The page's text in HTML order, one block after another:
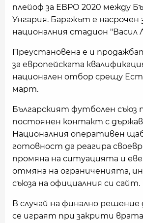
плейоф за ЕВРО 2020 между
Унгария. Баражът е насрочен
националния стадион "Васил
Преустановена е и
за европейската
национален отбор срещу
март.
Българският футболен съюз
постоянен контакт с
Националния оперативен
готовност да реагира
промяна на ситуацията и
отмяна на ограниченията,
съюза на официалния си сайт.
В случай на финално
се играят при закрити